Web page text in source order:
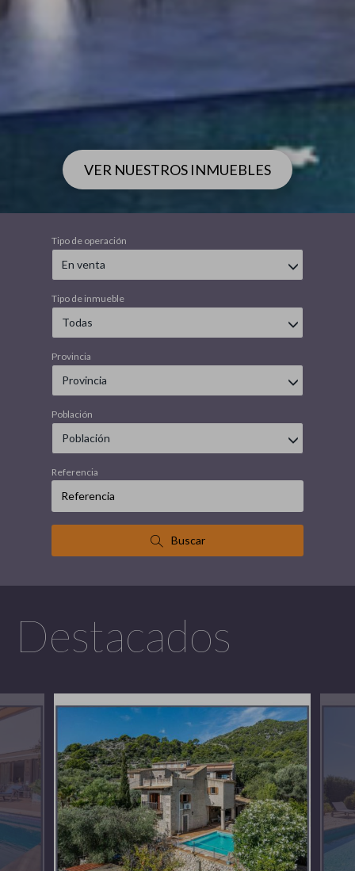
VER NUESTROS INMUEBLES
Tipo de operación
En venta
Tipo de inmueble
Todas
Provincia
Provincia
Población
Población
Referencia
Buscar
Destacados